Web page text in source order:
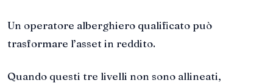
Un operatore alberghiero qualificato può
trasformare l’asset in reddito.
Quando questi tre livelli non sono allineati,